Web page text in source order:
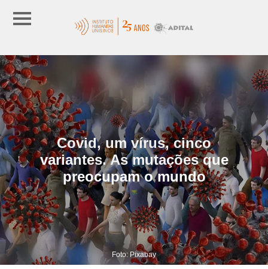
Covid, um vírus, cinco
variantes. As mutações que
preocupam o mundo
Foto: Pixabay